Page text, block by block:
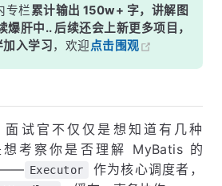
专栏累计输出 150w+ 字，讲解图
爆肝中.. 后续还会上新更多项目，
入学习，欢迎点击围观
面试官不仅仅是想知道有几种
考察你是否理解 MyBatis 的
—— Executor
作为核心调度者，